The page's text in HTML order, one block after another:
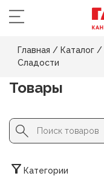
Главная / Каталог /
Сладости
Товары
Search
for:
Button
Категории